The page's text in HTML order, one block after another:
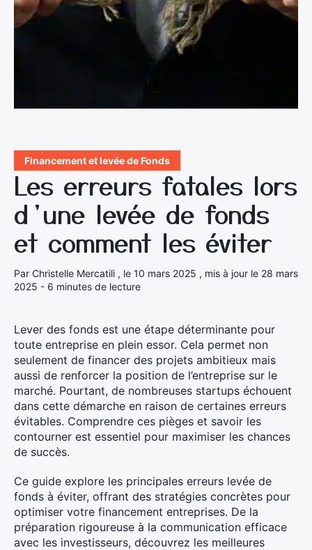
Financement et levée de Fonds
Les erreurs fatales lors
d’une levée de fonds
et comment les éviter
Par Christelle Mercatili , le 10 mars 2025 , mis à jour le 28 mars
2025 - 6 minutes de lecture
Lever des fonds est une étape déterminante pour
toute entreprise en plein essor. Cela permet non
seulement de financer des projets ambitieux mais
aussi de renforcer la position de l’entreprise sur le
marché. Pourtant, de nombreuses startups échouent
dans cette démarche en raison de certaines erreurs
évitables. Comprendre ces pièges et savoir les
contourner est essentiel pour maximiser les chances
de succès.
Ce guide explore les principales erreurs levée de
fonds à éviter, offrant des stratégies concrètes pour
optimiser votre financement entreprises. De la
préparation rigoureuse à la communication efficace
avec les investisseurs, découvrez les meilleures